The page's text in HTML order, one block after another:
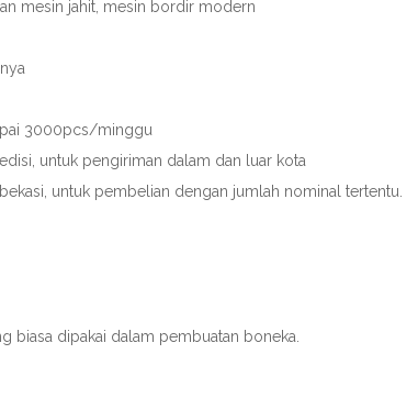
mesin jahit, mesin bordir modern
3000pcs/minggu
untuk pengiriman dalam dan luar kota
untuk pembelian dengan jumlah nominal tertentu.
biasa dipakai dalam pembuatan boneka.